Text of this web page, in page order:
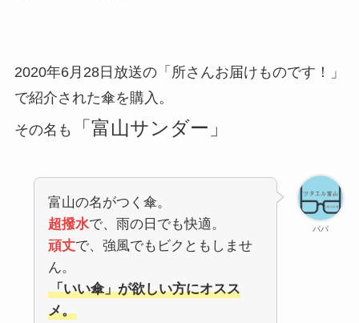
2020年6月28日放送の「所さんお届けものです！」
で紹介された傘を購入。
その名も
「富山サンダー」
パパ
富山の名がつく傘。
超撥水で、雨の日でも快適。
頑丈で、強風でもビクともしませ
ん。
「いい傘」が欲しい方にオスス
メ。